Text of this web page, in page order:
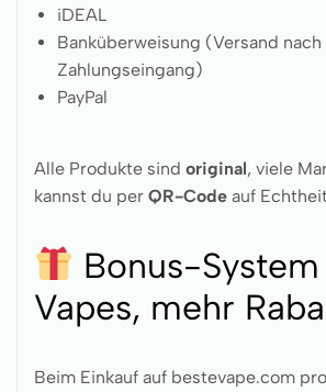
iDEAL
Banküberweisung (Versand nach
Zahlungseingang)
PayPal
Alle Produkte sind original, viele
kannst du per QR-Code auf
Bonus-
Vapes, mehr
Beim Einkauf auf bestevape.com